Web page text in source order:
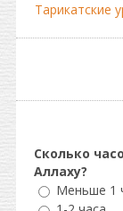
Тарикатские
Сколько
Аллаху?
Меньше 1